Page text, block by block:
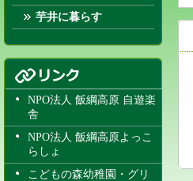
芋井に暮らす
NPO法人 飯綱高原 自遊楽
舎
NPO法人 飯綱高原よっこ
らしょ
こどもの森幼稚園・グリ